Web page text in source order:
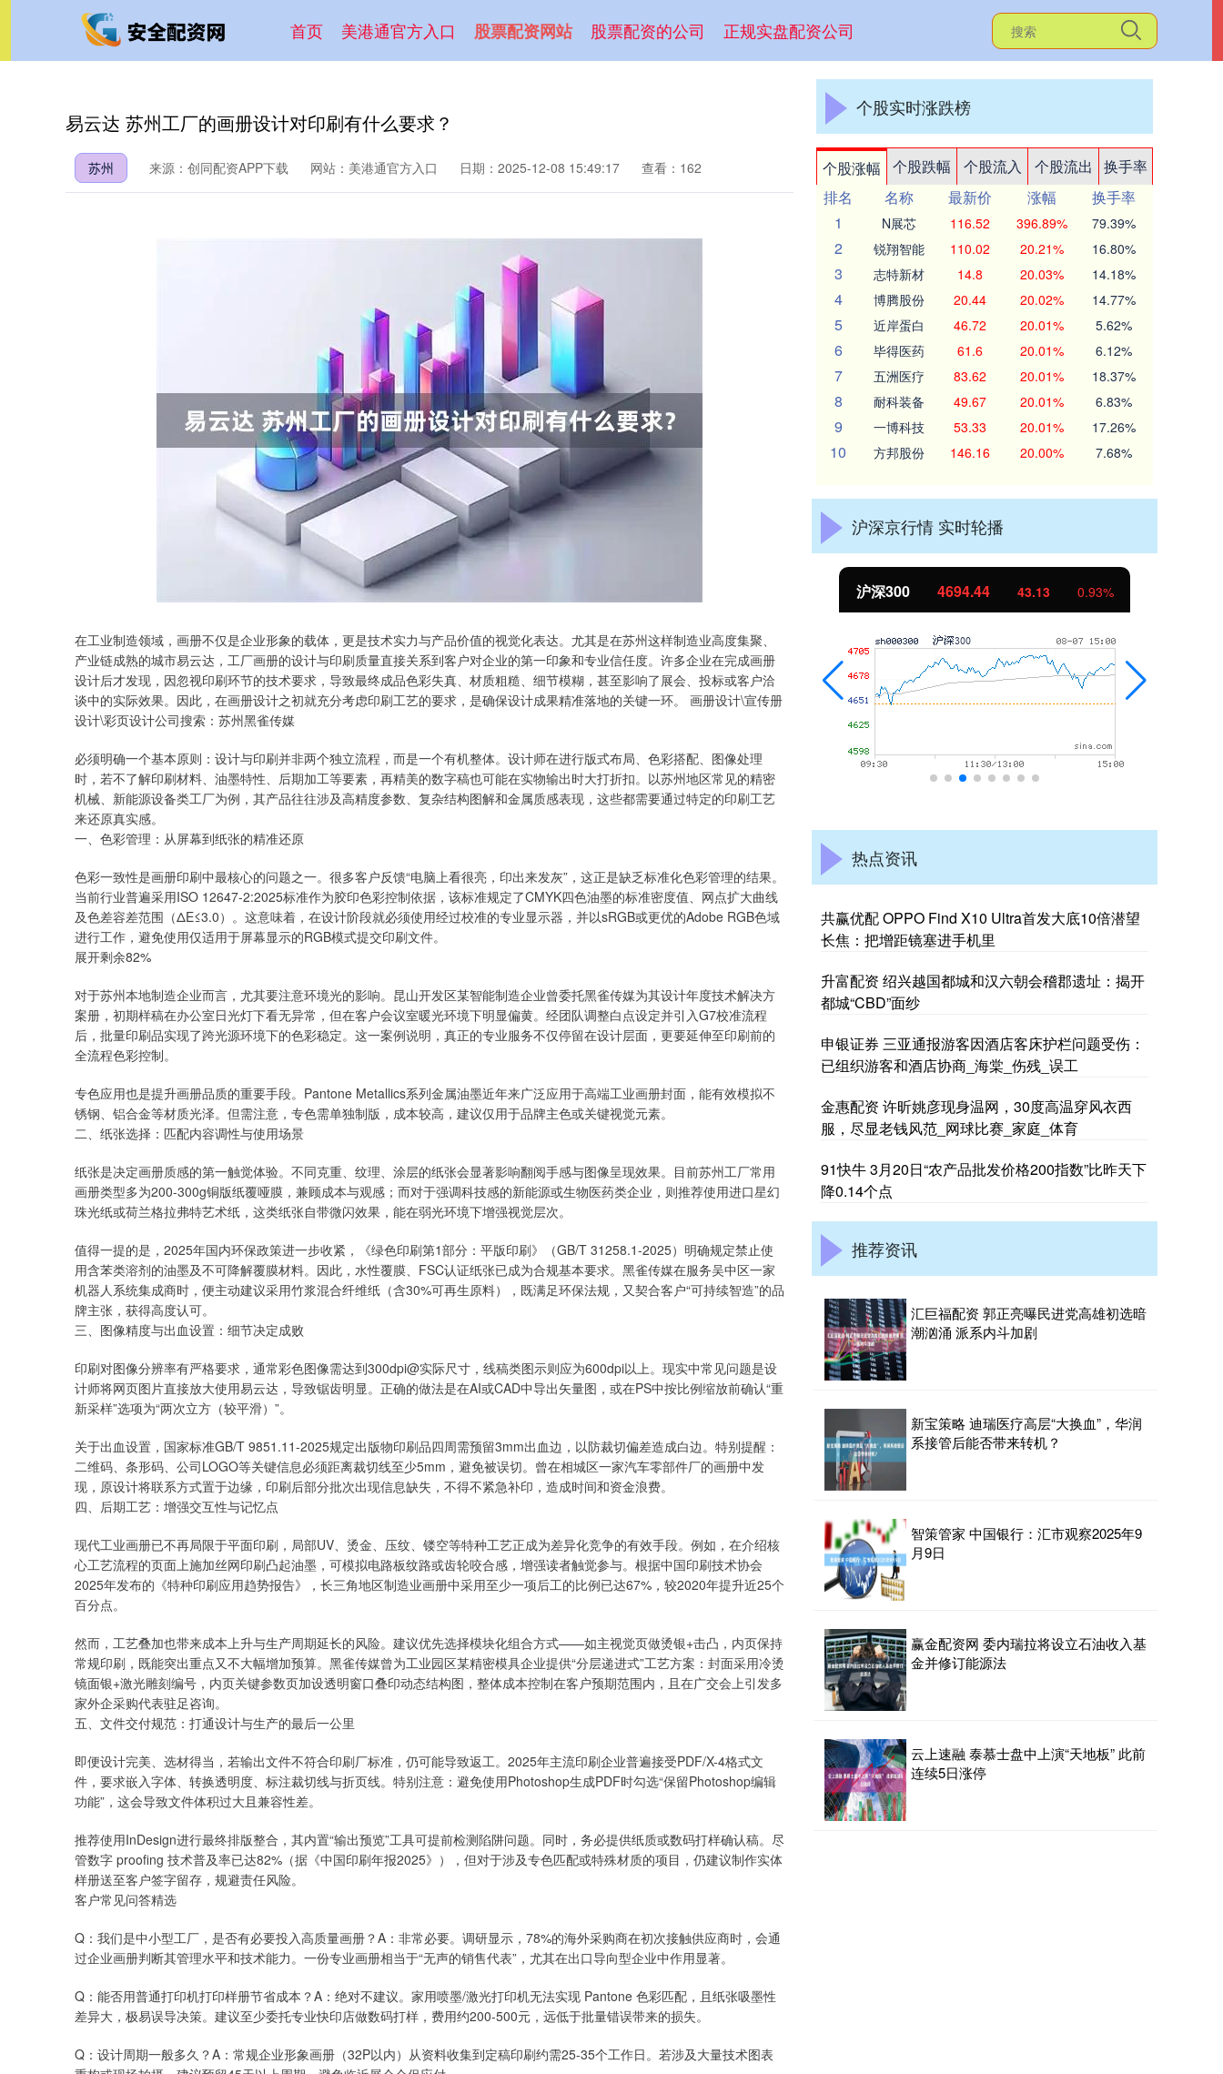
首页 美港通官方入口 股票配资网站 股票配资的公司 正规实盘配资公司
易云达 苏州工厂的画册设计对印刷有什么要求？
苏州 来源：创同配资APP下载 网站：美港通官方入口 日期：2025-12-08 15:49:17 查看：162
在工业制造领域，画册不仅是企业形象的载体，更是技术实力与产品价值的视觉化表达。尤其是在苏州这样制造业高度集聚、
产业链成熟的城市易云达，工厂画册的设计与印刷质量直接关系到客户对企业的第一印象和专业信任度。许多企业在完成画册
设计后才发现，因忽视印刷环节的技术要求，导致最终成品色彩失真、材质粗糙、细节模糊，甚至影响了展会、投标或客户洽
谈中的实际效果。因此，在画册设计之初就充分考虑印刷工艺的要求，是确保设计成果精准落地的关键一环。 画册设计\宣传册
设计\彩页设计公司搜索：苏州黑雀传媒
必须明确一个基本原则：设计与印刷并非两个独立流程，而是一个有机整体。设计师在进行版式布局、色彩搭配、图像处理
时，若不了解印刷材料、油墨特性、后期加工等要素，再精美的数字稿也可能在实物输出时大打折扣。以苏州地区常见的精密
机械、新能源设备类工厂为例，其产品往往涉及高精度参数、复杂结构图解和金属质感表现，这些都需要通过特定的印刷工艺
来还原真实感。
一、色彩管理：从屏幕到纸张的精准还原
色彩一致性是画册印刷中最核心的问题之一。很多客户反馈“电脑上看很亮，印出来发灰”，这正是缺乏标准化色彩管理的结果。
当前行业普遍采用ISO 12647-2:2025标准作为胶印色彩控制依据，该标准规定了CMYK四色油墨的标准密度值、网点扩大曲线
及色差容差范围（ΔE≤3.0）。这意味着，在设计阶段就必须使用经过校准的专业显示器，并以sRGB或更优的Adobe RGB色域
进行工作，避免使用仅适用于屏幕显示的RGB模式提交印刷文件。
展开剩余82%
对于苏州本地制造企业而言，尤其要注意环境光的影响。昆山开发区某智能制造企业曾委托黑雀传媒为其设计年度技术解决方
案册，初期样稿在办公室日光灯下看无异常，但在客户会议室暖光环境下明显偏黄。经团队调整白点设定并引入G7校准流程
后，批量印刷品实现了跨光源环境下的色彩稳定。这一案例说明，真正的专业服务不仅停留在设计层面，更要延伸至印刷前的
全流程色彩控制。
专色应用也是提升画册品质的重要手段。Pantone Metallics系列金属油墨近年来广泛应用于高端工业画册封面，能有效模拟不
锈钢、铝合金等材质光泽。但需注意，专色需单独制版，成本较高，建议仅用于品牌主色或关键视觉元素。
二、纸张选择：匹配内容调性与使用场景
纸张是决定画册质感的第一触觉体验。不同克重、纹理、涂层的纸张会显著影响翻阅手感与图像呈现效果。目前苏州工厂常用
画册类型多为200-300g铜版纸覆哑膜，兼顾成本与观感；而对于强调科技感的新能源或生物医药类企业，则推荐使用进口星幻
珠光纸或荷兰格拉弗特艺术纸，这类纸张自带微闪效果，能在弱光环境下增强视觉层次。
值得一提的是，2025年国内环保政策进一步收紧，《绿色印刷第1部分：平版印刷》（GB/T 31258.1-2025）明确规定禁止使
用含苯类溶剂的油墨及不可降解覆膜材料。因此，水性覆膜、FSC认证纸张已成为合规基本要求。黑雀传媒在服务吴中区一家
机器人系统集成商时，便主动建议采用竹浆混合纤维纸（含30%可再生原料），既满足环保法规，又契合客户“可持续智造”的品
牌主张，获得高度认可。
三、图像精度与出血设置：细节决定成败
印刷对图像分辨率有严格要求，通常彩色图像需达到300dpi@实际尺寸，线稿类图示则应为600dpi以上。现实中常见问题是设
计师将网页图片直接放大使用易云达，导致锯齿明显。正确的做法是在AI或CAD中导出矢量图，或在PS中按比例缩放前确认“重
新采样”选项为“两次立方（较平滑）”。
关于出血设置，国家标准GB/T 9851.11-2025规定出版物印刷品四周需预留3mm出血边，以防裁切偏差造成白边。特别提醒：
二维码、条形码、公司LOGO等关键信息必须距离裁切线至少5mm，避免被误切。曾在相城区一家汽车零部件厂的画册中发
现，原设计将联系方式置于边缘，印刷后部分批次出现信息缺失，不得不紧急补印，造成时间和资金浪费。
四、后期工艺：增强交互性与记忆点
现代工业画册已不再局限于平面印刷，局部UV、烫金、压纹、镂空等特种工艺正成为差异化竞争的有效手段。例如，在介绍核
心工艺流程的页面上施加丝网印刷凸起油墨，可模拟电路板纹路或齿轮咬合感，增强读者触觉参与。根据中国印刷技术协会
2025年发布的《特种印刷应用趋势报告》，长三角地区制造业画册中采用至少一项后工的比例已达67%，较2020年提升近25个
百分点。
然而，工艺叠加也带来成本上升与生产周期延长的风险。建议优先选择模块化组合方式——如主视觉页做烫银+击凸，内页保持
常规印刷，既能突出重点又不大幅增加预算。黑雀传媒曾为工业园区某精密模具企业提供“分层递进式”工艺方案：封面采用冷烫
镜面银+激光雕刻编号，内页关键参数页加设透明窗口叠印动态结构图，整体成本控制在客户预期范围内，且在广交会上引发多
家外企采购代表驻足咨询。
五、文件交付规范：打通设计与生产的最后一公里
即便设计完美、选材得当，若输出文件不符合印刷厂标准，仍可能导致返工。2025年主流印刷企业普遍接受PDF/X-4格式文
件，要求嵌入字体、转换透明度、标注裁切线与折页线。特别注意：避免使用Photoshop生成PDF时勾选“保留Photoshop编辑
功能”，这会导致文件体积过大且兼容性差。
推荐使用InDesign进行最终排版整合，其内置“输出预览”工具可提前检测陷阱问题。同时，务必提供纸质或数码打样确认稿。尽
管数字 proofing 技术普及率已达82%（据《中国印刷年报2025》），但对于涉及专色匹配或特殊材质的项目，仍建议制作实体
样册送至客户签字留存，规避责任风险。
客户常见问答精选
Q：我们是中小型工厂，是否有必要投入高质量画册？A：非常必要。调研显示，78%的海外采购商在初次接触供应商时，会通
过企业画册判断其管理水平和技术能力。一份专业画册相当于“无声的销售代表”，尤其在出口导向型企业中作用显著。
Q：能否用普通打印机打印样册节省成本？A：绝对不建议。家用喷墨/激光打印机无法实现 Pantone 色彩匹配，且纸张吸墨性
差异大，极易误导决策。建议至少委托专业快印店做数码打样，费用约200-500元，远低于批量错误带来的损失。
Q：设计周期一般多久？A：常规企业形象画册（32P以内）从资料收集到定稿印刷约需25-35个工作日。若涉及大量技术图表
个股实时涨跌榜
个股涨幅 个股跌幅 个股流入 个股流出
换手率
排名
名称 最新价 涨幅
换手率
1
N展芯 116.52 396.89% 79.39%
2 锐翔智能 110.02 20.21% 16.80%
3 志特新材 14.8 20.03% 14.18%
4 博腾股份 20.44 20.02% 14.77%
5 近岸蛋白 46.72 20.01% 5.62%
6 毕得医药 61.6 20.01% 6.12%
7 五洲医疗 83.62 20.01% 18.37%
8 耐科装备 49.67 20.01% 6.83%
9 一博科技 53.33 20.01% 17.26%
10 方邦股份 146.16 20.00% 7.68%
沪深京行情 实时轮播
深证成指 4694.44 43.13 0.93% 北证50
热点资讯
共赢优配 OPPO Find X10 Ultra首发大底10倍潜望
长焦：把增距镜塞进手机里
升富配资 绍兴越国都城和汉六朝会稽郡遗址：揭开
都城“CBD”面纱
申银证券 三亚通报游客因酒店客床护栏问题受伤：
已组织游客和酒店协商_海棠_伤残_误工
金惠配资 许昕姚彦现身温网，30度高温穿风衣西
服，尽显老钱风范_网球比赛_家庭_体育
91快牛 3月20日“农产品批发价格200指数”比昨天下
降0.14个点
推荐资讯
汇巨福配资 郭正亮曝民进党高雄初选暗
潮汹涌 派系内斗加剧
新宝策略 迪瑞医疗高层“大换血”，华润
系接管后能否带来转机？
智策管家 中国银行：汇市观察2025年9
月9日
赢金配资网 委内瑞拉将设立石油收入基
金并修订能源法
云上速融 泰慕士盘中上演“天地板” 此前
连续5日涨停